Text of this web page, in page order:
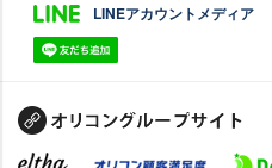
LINEアカウントメディア